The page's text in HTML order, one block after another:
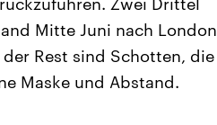
Mitte Juni nach London
Rest sind Schotten, die
Maske und Abstand.